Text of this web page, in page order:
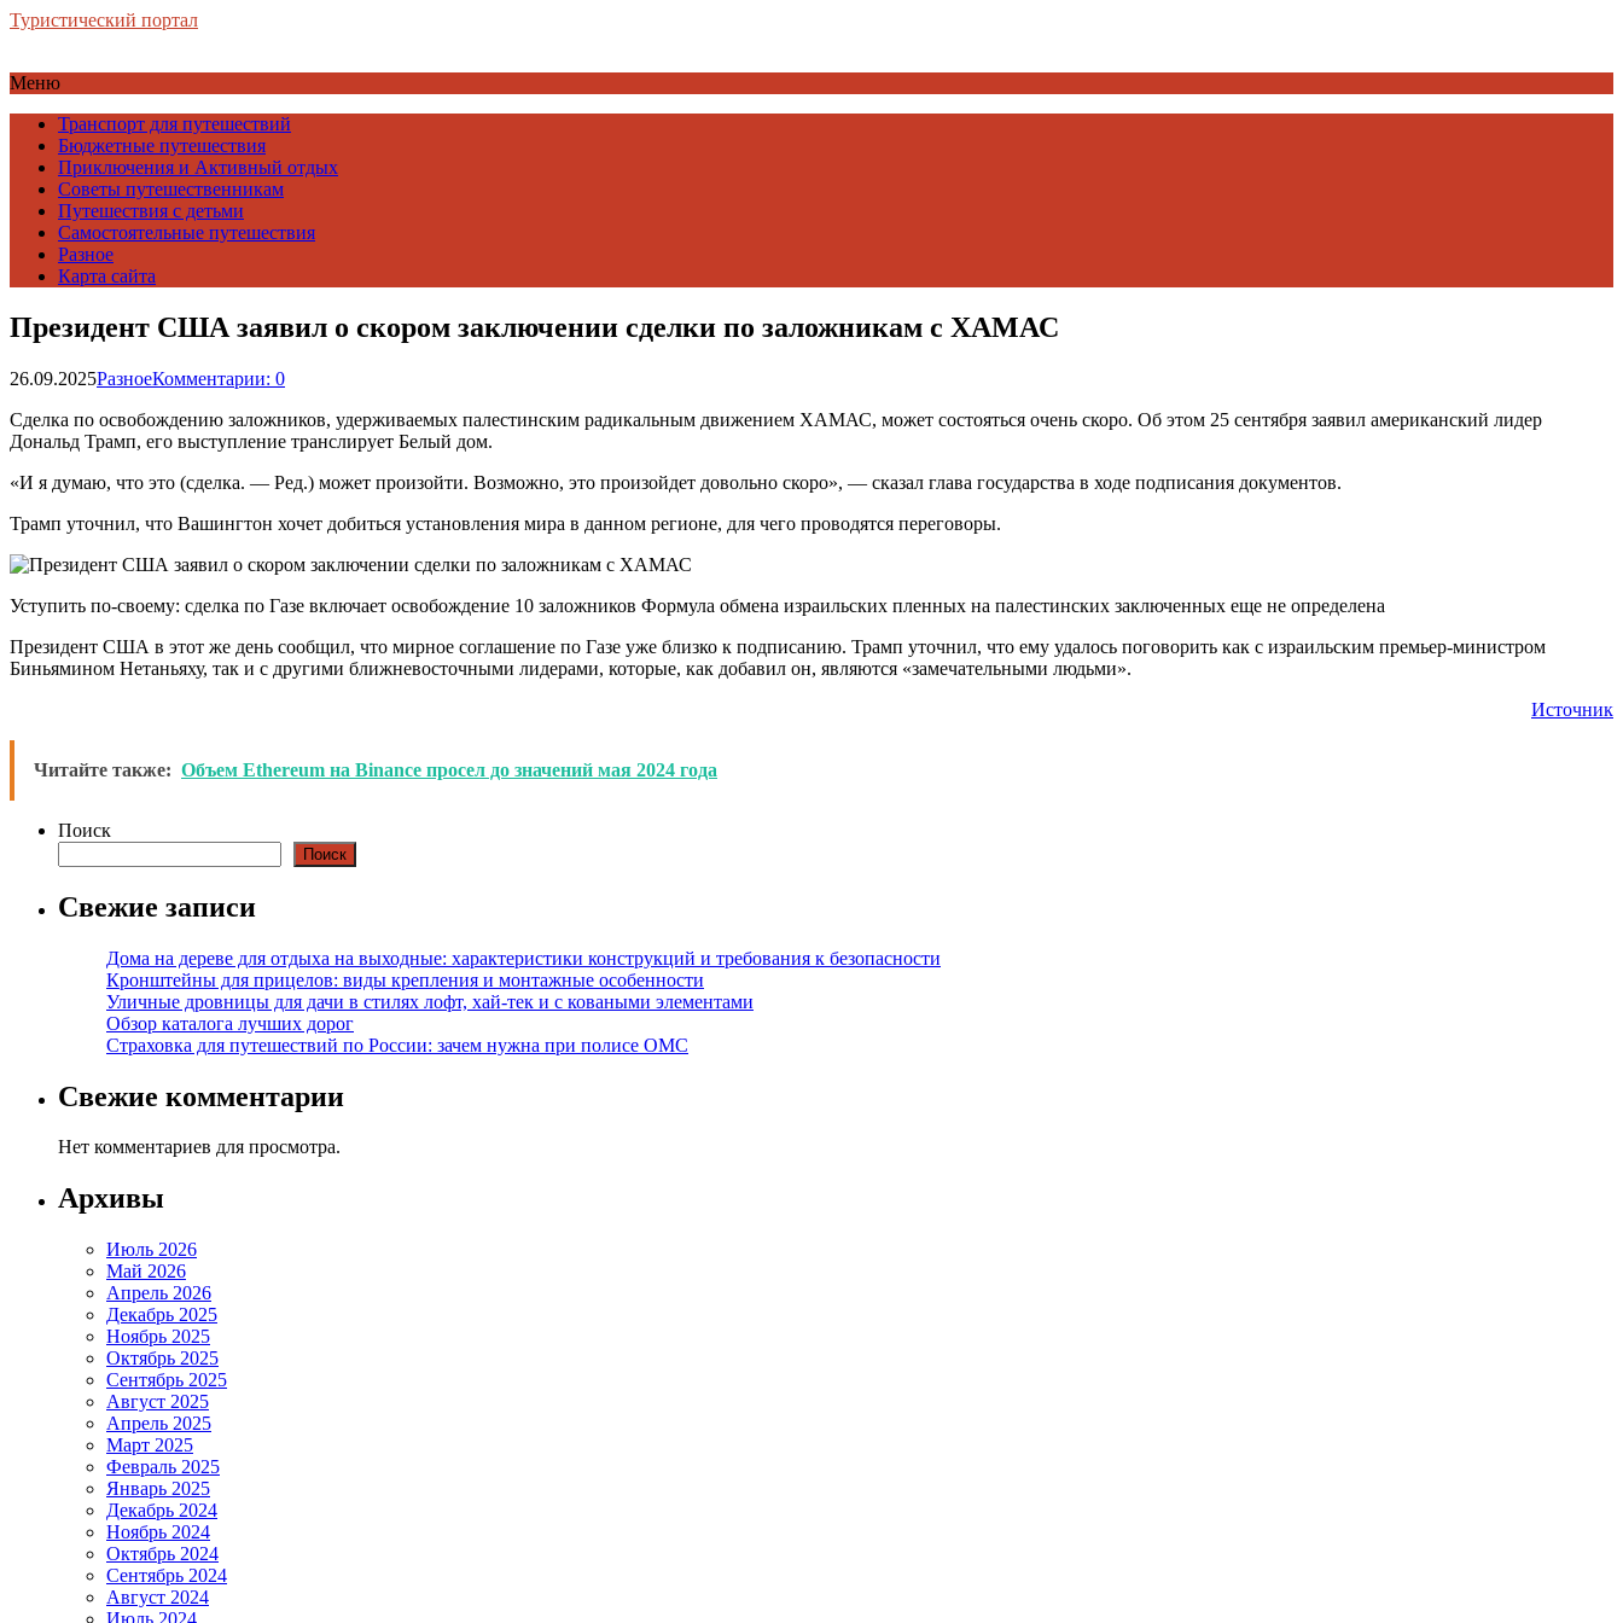
Туристический портал
Меню
Транспорт для путешествий
Бюджетные путешествия
Приключения и Активный отдых
Советы путешественникам
Путешествия с детьми
Самостоятельные путешествия
Разное
Карта сайта
Президент США заявил о скором заключении сделки по заложникам с ХАМАС
26.09.2025РазноеКомментарии: 0
Сделка по освобождению заложников, удерживаемых палестинским радикальным движением ХАМАС, может состояться очень скоро. Об этом 25 сентября заявил американский лидер
Дональд Трамп, его выступление транслирует Белый дом.
«И я думаю, что это (сделка. — Ред.) может произойти. Возможно, это произойдет довольно скоро», — сказал глава государства в ходе подписания документов.
Трамп уточнил, что Вашингтон хочет добиться установления мира в данном регионе, для чего проводятся переговоры.
Уступить по-своему: сделка по Газе включает освобождение 10 заложников Формула обмена израильских пленных на палестинских заключенных еще не определена
Президент США в этот же день сообщил, что мирное соглашение по Газе уже близко к подписанию. Трамп уточнил, что ему удалось поговорить как с израильским премьер-министром
Биньямином Нетаньяху, так и с другими ближневосточными лидерами, которые, как добавил он, являются «замечательными людьми».
Источник
Читайте также: Объем Ethereum на Binance просел до значений мая 2024 года
Поиск
Поиск
Свежие записи
Дома на дереве для отдыха на выходные: характеристики конструкций и требования к безопасности
Кронштейны для прицелов: виды крепления и монтажные особенности
Уличные дровницы для дачи в стилях лофт, хай-тек и с коваными элементами
Обзор каталога лучших дорог
Страховка для путешествий по России: зачем нужна при полисе ОМС
Свежие комментарии
Нет комментариев для просмотра.
Архивы
Июль 2026
Май 2026
Апрель 2026
Декабрь 2025
Ноябрь 2025
Октябрь 2025
Сентябрь 2025
Август 2025
Апрель 2025
Март 2025
Февраль 2025
Январь 2025
Декабрь 2024
Ноябрь 2024
Октябрь 2024
Сентябрь 2024
Август 2024